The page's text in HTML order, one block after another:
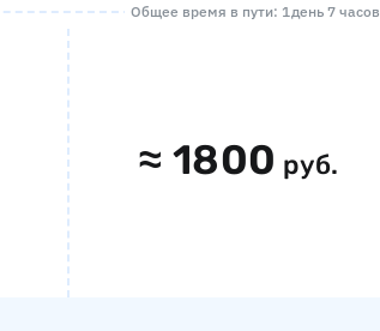
Общее время в пути: 1 день 7 часов
≈1800 руб.